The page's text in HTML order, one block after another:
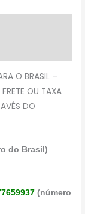
O BRASIL –
OU TAXA
DO
do Brasil)
(número